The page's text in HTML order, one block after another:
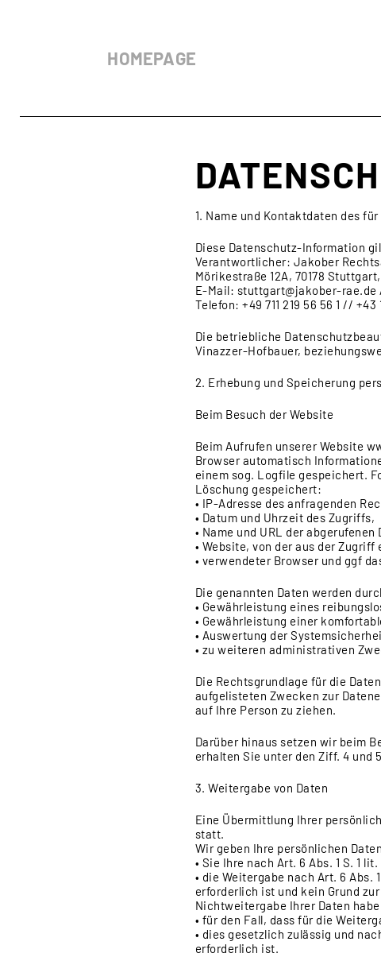
HOMEPAGE
1. Name und Kontaktdaten des
Diese Datenschutz-Information
Verantwortlicher: Jakober
Mörikestraße 12A, 70178
E-Mail: stuttgart@jakober-
Telefon: +49 711 219 56 56 1 // +43
Die betriebliche
Vinazzer-Hofbauer,
2. Erhebung und Speicherung
Beim Besuch der Website
Beim Aufrufen unserer Website
Browser automatisch
einem sog. Logfile gespeichert.
Löschung gespeichert:
• IP-Adresse des anfragenden
• Datum und Uhrzeit des Zugriffs,
• Name und URL der abgerufenen
• Website, von der aus der Zugriff
• verwendeter Browser und ggf
Die genannten Daten werden
• Gewährleistung eines
• Gewährleistung einer
• Auswertung der
• zu weiteren administrativen
Die Rechtsgrundlage für die
aufgelisteten Zwecken zur
auf Ihre Person zu ziehen.
Darüber hinaus setzen wir beim
erhalten Sie unter den Ziff. 4 und
3. Weitergabe von Daten
Eine Übermittlung Ihrer
statt.
Wir geben Ihre persönlichen
• Sie Ihre nach Art. 6 Abs. 1 S. 1
• die Weitergabe nach Art. 6 Abs.
erforderlich ist und kein Grund
Nichtweitergabe Ihrer Daten
• für den Fall, dass für die
• dies gesetzlich zulässig und
erforderlich ist.